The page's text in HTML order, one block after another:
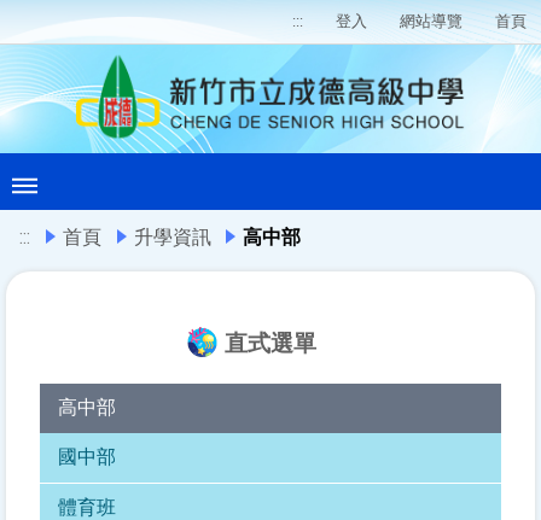
::: 登入 網站導覽 首頁
::: 首頁 升學資訊 高中部
直式選單
高中部
國中部
體育班